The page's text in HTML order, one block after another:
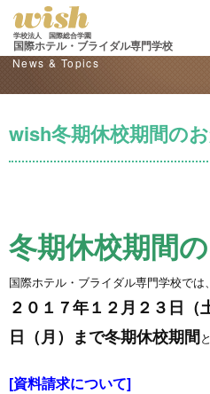
学校法人 国際総合学園
国際ホテル・ブライダル専門学校
学校からのお知らせ
News & Topics
wish冬期休校期間の
冬期休校期間
国際ホテル・ブライダル専門学校では、
２０１７年１２月２３日（
日（月）まで冬期休校期間
[資料請求について]